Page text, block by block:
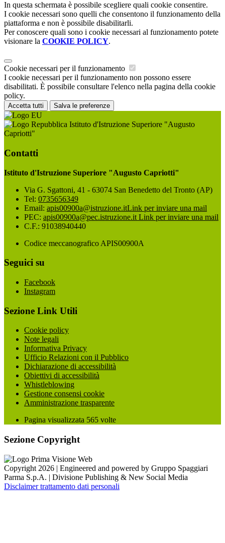
In questa schermata è possibile scegliere quali cookie consentire.
I cookie necessari sono quelli che consentono il funzionamento della
piattaforma e non è possibile disabilitarli.
Per conoscere quali sono i cookie necessari al funzionamento potete
visionare la COOKIE POLICY.
Cookie necessari per il funzionamento
I cookie necessari per il funzionamento non possono essere
disabilitati. È possibile consultare l'elenco nella pagina della cookie
policy.
Accetta tutti Salva le preferenze
Istituto d'Istruzione Superiore "Augusto
Capriotti"
Contatti
Istituto d'Istruzione Superiore "Augusto Capriotti"
Via G. Sgattoni, 41 - 63074 San Benedetto del Tronto (AP)
Tel: 0735656349
Email: apis00900a@istruzione.itLink per inviare una mail
PEC: apis00900a@pec.istruzione.it Link per inviare una mail
C.F.: 91038940440
Codice meccanografico APIS00900A
Seguici su
Facebook
Instagram
Sezione Link Utili
Cookie policy
Note legali
Informativa Privacy
Ufficio Relazioni con il Pubblico
Dichiarazione di accessibilità
Obiettivi di accessibilità
Whistleblowing
Gestione consensi cookie
Amministrazione trasparente
Pagina visualizzata 565 volte
Sezione Copyright
Copyright 2026 | Engineered and powered by Gruppo Spaggiari
Parma S.p.A. | Divisione Publishing & New Social Media
Disclaimer trattamento dati personali